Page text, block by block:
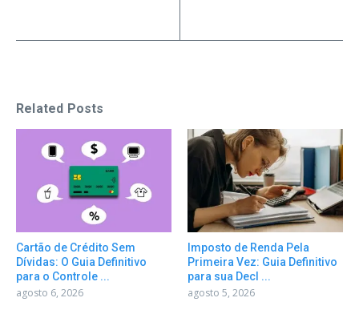
Related Posts
Cartão de Crédito Sem
Dívidas: O Guia Definitivo
para o Controle ...
agosto 6, 2026
Imposto de Renda Pela
Primeira Vez: Guia Definitivo
para sua Decl ...
agosto 5, 2026